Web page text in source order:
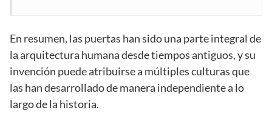
En resumen, las puertas han sido una parte integral de
la arquitectura humana desde tiempos antiguos, y su
invención puede atribuirse a múltiples culturas que
las han desarrollado de manera independiente a lo
largo de la historia.